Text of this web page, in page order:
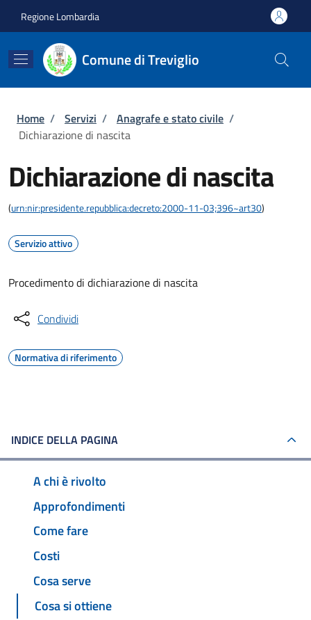
Regione Lombardia
Comune di Treviglio
Briciole di pane
Home / Servizi / Anagrafe e stato civile /
Dichiarazione di nascita
Dichiarazione di nascita
(urn:nir:presidente.repubblica:decreto:2000-11-03;396~art30)
Servizio attivo
Procedimento di dichiarazione di nascita
Condividi
Normativa di riferimento
INDICE DELLA PAGINA
A chi è rivolto
Approfondimenti
Come fare
Costi
Cosa serve
Cosa si ottiene